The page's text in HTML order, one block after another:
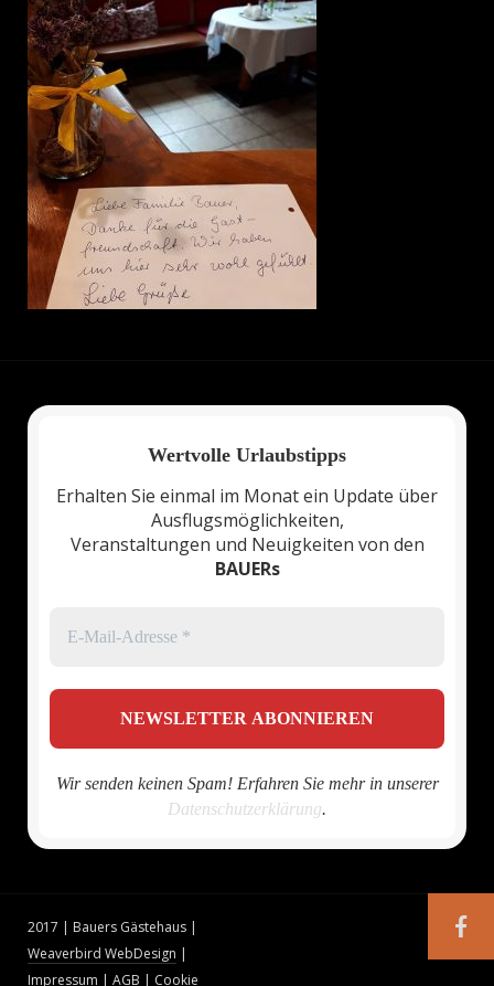
Wertvolle Urlaubstipps
Erhalten Sie einmal im Monat ein Update über
Ausflugsmöglichkeiten,
Veranstaltungen und Neuigkeiten von den
BAUERs
Wir senden keinen Spam! Erfahren Sie mehr in unserer
Datenschutzerklärung.
2017 | Bauers Gästehaus |
Weaverbird WebDesign |
Impressum | AGB | Cookie